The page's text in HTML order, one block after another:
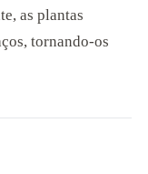
as plantas
tornando-os